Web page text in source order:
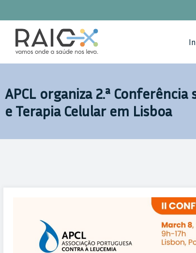
conteúdo
APCL organiza 2.ª
e Terapia Celular em Lisboa